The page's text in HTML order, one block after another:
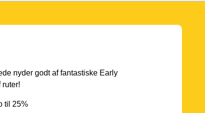
nyder godt af fantastiske Early
til 25%